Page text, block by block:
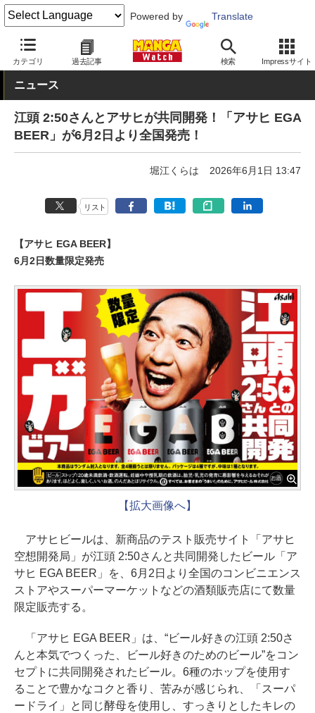
Powered by Translate
カテゴリ 過去記事 検索 Impressサイト
MANGA Watch エンタメ
ニュース
江頭 2:50さんとアサヒが共同開発！「アサヒ EGA
BEER」が6月2日より全国発売！
堀江くらは 2026年6月1日 13:47
リスト
【アサヒ EGA BEER】
6月2日数量限定発売
【拡大画像へ】
アサヒビールは、新商品のテスト販売サイト「アサヒ
空想開発局」が江頭 2:50さんと共同開発したビール「ア
サヒ EGA BEER」を、6月2日より全国のコンビニエンス
ストアやスーパーマーケットなどの酒類販売店にて数量
限定販売する。
「アサヒ EGA BEER」は、“ビール好きの江頭 2:50さ
んと本気でつくった、ビール好きのためのビール”をコン
セプトに共同開発されたビール。6種のホップを使用す
ることで豊かなコクと香り、苦みが感じられ、「スーパ
ードライ」と同じ酵母を使用し、すっきりとしたキレの